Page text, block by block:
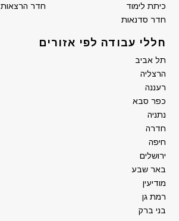
כיתת לימוד
חדר הרצאות
חדר סדנאות
חללי עבודה לפי אזורים
תל אביב
הרצליה
רעננה
כפר סבא
נתניה
חדרה
חיפה
ירושלים
באר שבע
מודיעין
רמת גן
בני ברק